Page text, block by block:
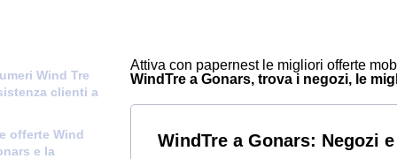
Wind Tre
clienti a
offerte Wind
e la
Attiva con papernest le migliori offerte
WindTre a Gonars, trova i negozi, le
WindTre a Gonars: Negozi